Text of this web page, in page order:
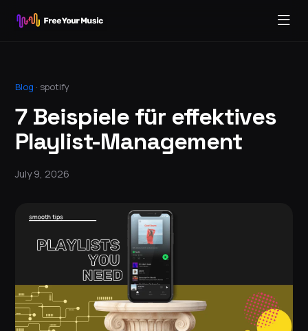
Blog · spotify
7 Beispiele für effektives
Playlist-Management
July 9, 2026